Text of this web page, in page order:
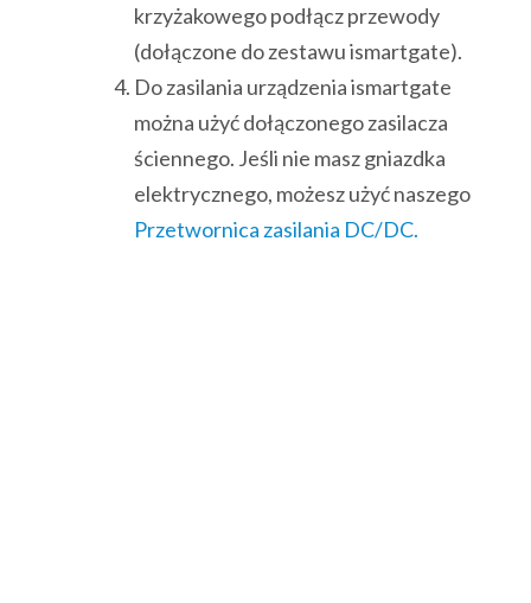
krzyżakowego podłącz przewody
(dołączone do zestawu ismartgate).
Do zasilania urządzenia ismartgate
można użyć dołączonego zasilacza
ściennego. Jeśli nie masz gniazdka
elektrycznego, możesz użyć naszego
Przetwornica zasilania DC/DC.